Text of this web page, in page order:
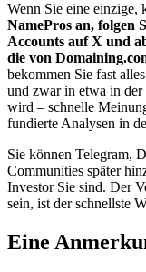
Wenn Sie eine einzige,
NamePros an, folgen
Accounts auf X und
die von
bekommen Sie fast
und zwar in etwa in der
wird – schnelle
fundierte Analysen in
Sie können Telegram,
Communities später
Investor Sie sind. Der
sein, ist der schnellste
Eine